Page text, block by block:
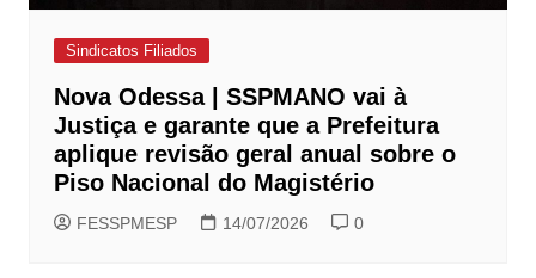
Sindicatos Filiados
Nova Odessa | SSPMANO vai à
Justiça e garante que a Prefeitura
aplique revisão geral anual sobre o
Piso Nacional do Magistério
FESSPMESP 14/07/2026 0